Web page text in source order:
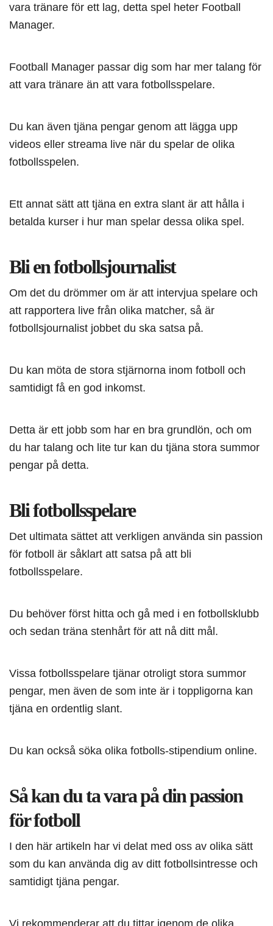
vara tränare för ett lag, detta spel heter Football
Manager.
Football Manager passar dig som har mer talang för
att vara tränare än att vara fotbollsspelare.
Du kan även tjäna pengar genom att lägga upp
videos eller streama live när du spelar de olika
fotbollsspelen.
Ett annat sätt att tjäna en extra slant är att hålla i
betalda kurser i hur man spelar dessa olika spel.
Bli en fotbollsjournalist
Om det du drömmer om är att intervjua spelare och
att rapportera live från olika matcher, så är
fotbollsjournalist jobbet du ska satsa på.
Du kan möta de stora stjärnorna inom fotboll och
samtidigt få en god inkomst.
Detta är ett jobb som har en bra grundlön, och om
du har talang och lite tur kan du tjäna stora summor
pengar på detta.
Bli fotbollsspelare
Det ultimata sättet att verkligen använda sin passion
för fotboll är såklart att satsa på att bli
fotbollsspelare.
Du behöver först hitta och gå med i en fotbollsklubb
och sedan träna stenhårt för att nå ditt mål.
Vissa fotbollsspelare tjänar otroligt stora summor
pengar, men även de som inte är i toppligorna kan
tjäna en ordentlig slant.
Du kan också söka olika fotbolls-stipendium online.
Så kan du ta vara på din passion
för fotboll
I den här artikeln har vi delat med oss av olika sätt
som du kan använda dig av ditt fotbollsintresse och
samtidigt tjäna pengar.